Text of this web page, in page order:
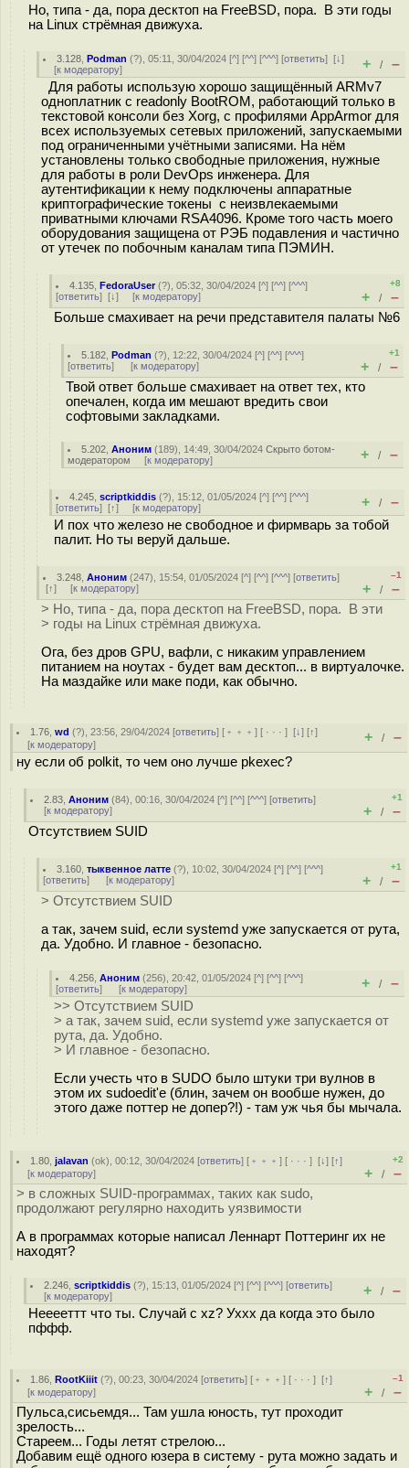
Но, типа - да, пора десктоп на FreeBSD, пора. В эти годы
на Linux стрёмная движуха.
3.128 ,Podman (?), 05:11, 30/04/2024 [^] [^^] [^^^] [ответить][↓]
[к модератору] + / –
Для работы использую хорошо защищённый ARMv7
одноплатник с readonly BootROM, работающий только в
текстовой консоли без Xorg, с профилями AppArmor для
всех используемых сетевых приложений, запускаемыми
под ограниченными учётными записями. На нём
установлены только свободные приложения, нужные
для работы в роли DevOps инженера. Для
аутентификации к нему подключены аппаратные
криптографические токены с неизвлекаемыми
приватными ключами RSA4096. Кроме того часть моего
оборудования защищена от РЭБ подавления и частично
от утечек по побочным каналам типа ПЭМИН.
4.135 ,FedoraUser(?), 05:32, 30/04/2024 [^] [^^] [^^^]
[ответить] [↓] [к модератору]
+8
+ / –
Больше смахивает на речи представителя палаты №6
5.182 ,Podman (?), 12:22, 30/04/2024 [^] [^^] [^^^]
[ответить] [к модератору]
+1
+ / –
Твой ответ больше смахивает на ответ тех, кто
опечален, когда им мешают вредить свои
софтовыми закладками.
5.202 ,Аноним (189), 14:49, 30/04/2024Скрыто ботом-
модератором [к модератору] + / –
4.245 ,scriptkiddis (?), 15:12, 01/05/2024 [^] [^^] [^^^]
[ответить] [↑] [к модератору] + / –
И пох что железо не свободное и фирмварь за тобой
палит. Но ты веруй дальше.
3.248 ,Аноним (247), 15:54, 01/05/2024 [^] [^^] [^^^] [ответить]
[↑] [к модератору]
–1
+ / –
> Но, типа - да, пора десктоп на FreeBSD, пора. В эти
> годы на Linux стрёмная движуха.
Ога, без дров GPU, вафли, с никаким управлением
питанием на ноутах - будет вам десктоп... в виртуалочке.
На маздайке или маке поди, как обычно.
1.76 ,wd (?), 23:56, 29/04/2024 [ответить] [ ﹢﹢﹢] [ · · ·][↓] [↑]
[к модератору] + / –
ну если об polkit, то чем оно лучше pkexec?
2.83 ,Аноним (84), 00:16, 30/04/2024 [^] [^^] [^^^] [ответить]
[к модератору]
+1
+ / –
Отсутствием SUID
3.160 ,тыквенное латте (?), 10:02, 30/04/2024 [^] [^^] [^^^]
[ответить] [к модератору]
+1
+ / –
> Отсутствием SUID
а так, зачем suid, если systemd уже запускается от рута,
да. Удобно. И главное - безопасно.
4.256 ,Аноним (256), 20:42, 01/05/2024 [^] [^^] [^^^]
[ответить] [к модератору] + / –
>> Отсутствием SUID
> а так, зачем suid, если systemd уже запускается от
рута, да. Удобно.
> И главное - безопасно.
Если учесть что в SUDO было штуки три вулнов в
этом их sudoedit'e (блин, зачем он вообше нужен, до
этого даже поттер не допер?!) - там уж чья бы мычала.
1.80 ,jalavan (ok), 00:12, 30/04/2024 [ответить] [ ﹢﹢﹢] [ · · ·][↓] [↑]
[к модератору]
+2
+ / –
> в сложных SUID-программах, таких как sudo,
продолжают регулярно находить уязвимости
А в программах которые написал Леннарт Поттеринг их не
находят?
2.246 ,scriptkiddis (?), 15:13, 01/05/2024 [^] [^^] [^^^] [ответить]
[к модератору] + / –
Нееееттт что ты. Случай с xz? Уххх да когда это было
пффф.
1.86 ,RootKiiit (?), 00:23, 30/04/2024 [ответить] [ ﹢﹢﹢] [ · · ·][↑]
[к модератору]
–1
+ / –
Пульса,сисьемдя... Там ушла юность, тут проходит
зрелость...
Стареем... Годы летят стрелою...
Добавим ещё одного юзера в систему - рута можно задать и